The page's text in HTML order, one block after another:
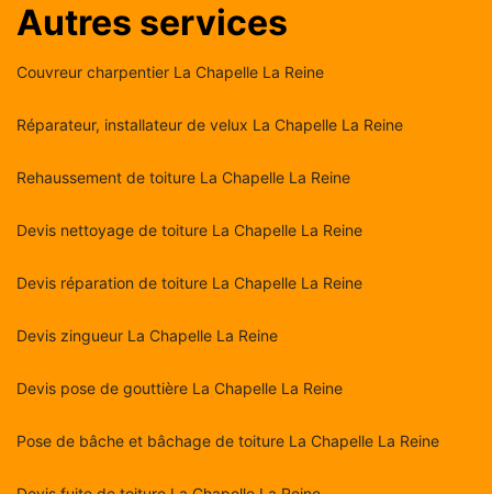
Autres services
Couvreur charpentier La Chapelle La Reine
Réparateur, installateur de velux La Chapelle La Reine
Rehaussement de toiture La Chapelle La Reine
Devis nettoyage de toiture La Chapelle La Reine
Devis réparation de toiture La Chapelle La Reine
Devis zingueur La Chapelle La Reine
Devis pose de gouttière La Chapelle La Reine
Pose de bâche et bâchage de toiture La Chapelle La Reine